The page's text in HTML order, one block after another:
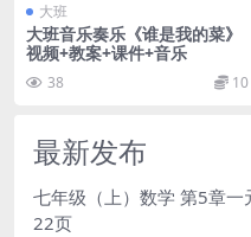
大班
大班音乐奏乐《谁是我的菜》
视频+教案+课件+音乐
38 10
最新发布
七年级（上）数学 第5章一
22页